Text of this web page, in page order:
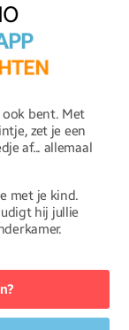
HTEN
bent. Met
zet je een
af... allemaal
met je kind.
hij jullie